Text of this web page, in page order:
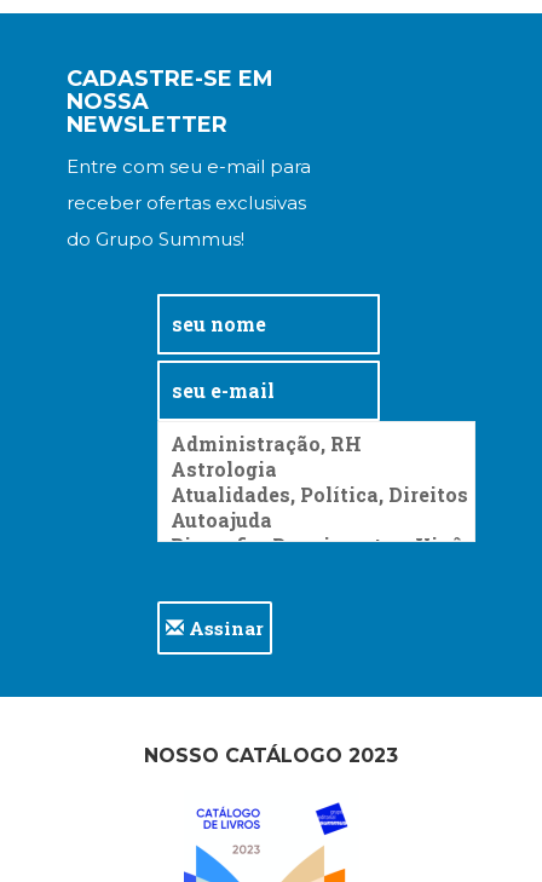
CADASTRE-SE EM
NOSSA
NEWSLETTER
Entre com seu e-mail para
receber ofertas exclusivas
do Grupo Summus!
Assinar
NOSSO CATÁLOGO 2023